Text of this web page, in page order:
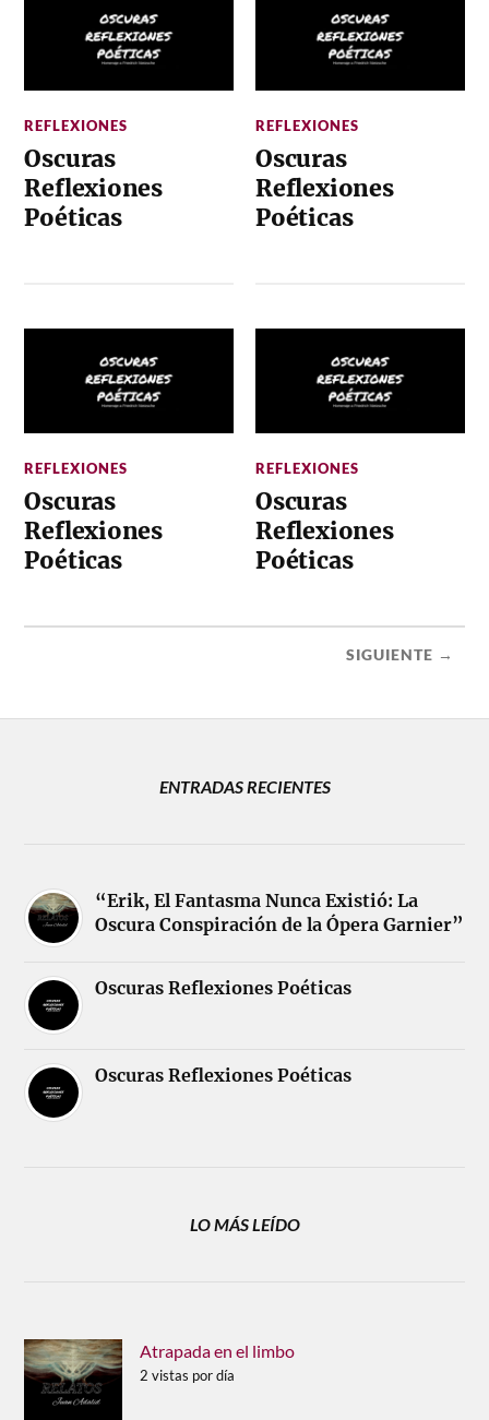
REFLEXIONES
Oscuras
Reflexiones
Poéticas
REFLEXIONES
Oscuras
Reflexiones
Poéticas
REFLEXIONES
Oscuras
Reflexiones
Poéticas
REFLEXIONES
Oscuras
Reflexiones
Poéticas
SIGUIENTE →
ENTRADAS RECIENTES
“Erik, El Fantasma Nunca Existió: La
Oscura Conspiración de la Ópera Garnier”
Oscuras Reflexiones Poéticas
Oscuras Reflexiones Poéticas
LO MÁS LEÍDO
Atrapada en el limbo
2 vistas por día